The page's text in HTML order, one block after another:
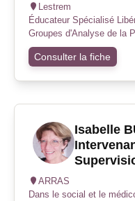
Lestrem
Éducateur Spécialisé
Groupes d'Analyse de la
Consulter la fiche
Isabelle
ARRAS
Dans le social et le